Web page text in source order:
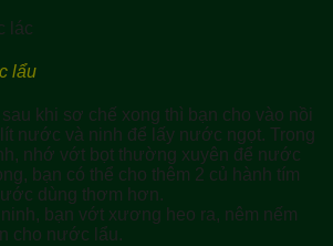
lác
lẩu
khi sơ chế xong thì bạn cho vào nồi
lít nước và ninh để lấy nước ngọt. Trong
nhớ vớt bọt thường xuyên để nước
bạn có thể cho thêm 2 củ hành tím
dùng thơm hơn.
bạn vớt xương heo ra, nêm nếm
cho nước lẩu.